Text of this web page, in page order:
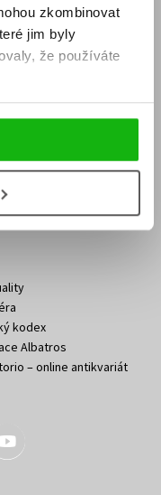
zkombinovat
jim byly
že používáte
novinky
poukazy
program
Albatros Media
kodex
Albatros
– online antikvariát